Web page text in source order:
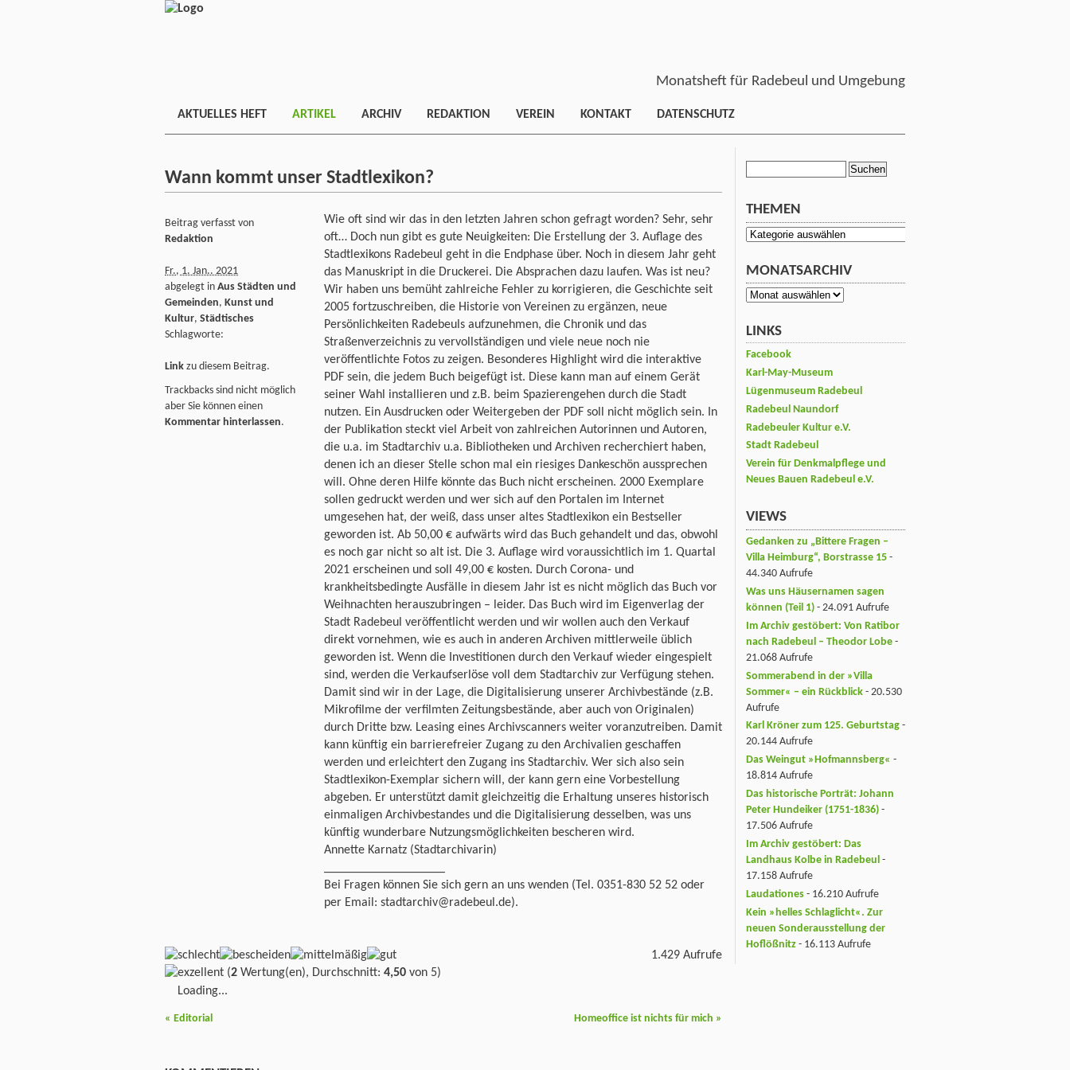
Monatsheft für Radebeul und Umgebung
AKTUELLES HEFT ARTIKEL ARCHIV REDAKTION VEREIN KONTAKT DATENSCHUTZ
Wann kommt unser Stadtlexikon?
Wie oft sind wir das in den letzten Jahren schon gefragt worden? Sehr, sehr
oft… Doch nun gibt es gute Neuigkeiten: Die Erstellung der 3. Auflage des
Stadtlexikons Radebeul geht in die Endphase über. Noch in diesem Jahr geht
das Manuskript in die Druckerei. Die Absprachen dazu laufen. Was ist neu?
Wir haben uns bemüht zahlreiche Fehler zu korrigieren, die Geschichte seit
2005 fortzuschreiben, die Historie von Vereinen zu ergänzen, neue
Persönlichkeiten Radebeuls aufzunehmen, die Chronik und das
Straßenverzeichnis zu vervollständigen und viele neue noch nie
veröffentlichte Fotos zu zeigen. Besonderes Highlight wird die interaktive
PDF sein, die jedem Buch beigefügt ist. Diese kann man auf einem Gerät
seiner Wahl installieren und z.B. beim Spazierengehen durch die Stadt
nutzen. Ein Ausdrucken oder Weitergeben der PDF soll nicht möglich sein. In
der Publikation steckt viel Arbeit von zahlreichen Autorinnen und Autoren,
die u.a. im Stadtarchiv u.a. Bibliotheken und Archiven recherchiert haben,
denen ich an dieser Stelle schon mal ein riesiges Dankeschön aussprechen
will. Ohne deren Hilfe könnte das Buch nicht erscheinen. 2000 Exemplare
sollen gedruckt werden und wer sich auf den Portalen im Internet
umgesehen hat, der weiß, dass unser altes Stadtlexikon ein Bestseller
geworden ist. Ab 50,00 € aufwärts wird das Buch gehandelt und das, obwohl
es noch gar nicht so alt ist. Die 3. Auflage wird voraussichtlich im 1. Quartal
2021 erscheinen und soll 49,00 € kosten. Durch Corona- und
krankheitsbedingte Ausfälle in diesem Jahr ist es nicht möglich das Buch vor
Weihnachten herauszubringen – leider. Das Buch wird im Eigenverlag der
Stadt Radebeul veröffentlicht werden und wir wollen auch den Verkauf
direkt vornehmen, wie es auch in anderen Archiven mittlerweile üblich
geworden ist. Wenn die Investitionen durch den Verkauf wieder eingespielt
sind, werden die Verkaufserlöse voll dem Stadtarchiv zur Verfügung stehen.
Damit sind wir in der Lage, die Digitalisierung unserer Archivbestände (z.B.
Mikrofilme der verfilmten Zeitungsbestände, aber auch von Originalen)
durch Dritte bzw. Leasing eines Archivscanners weiter voranzutreiben. Damit
kann künftig ein barrierefreier Zugang zu den Archivalien geschaffen
werden und erleichtert den Zugang ins Stadtarchiv. Wer sich also sein
Stadtlexikon-Exemplar sichern will, der kann gern eine Vorbestellung
abgeben. Er unterstützt damit gleichzeitig die Erhaltung unseres historisch
einmaligen Archivbestandes und die Digitalisierung desselben, was uns
künftig wunderbare Nutzungsmöglichkeiten bescheren wird.
Annette Karnatz (Stadtarchivarin)
Bei Fragen können Sie sich gern an uns wenden (Tel. 0351-830 52 52 oder
per Email: stadtarchiv@radebeul.de).
Beitrag verfasst von
Redaktion
Fr., 1. Jan.. 2021
abgelegt in Aus Städten und
Gemeinden, Kunst und
Kultur, Städtisches
Schlagworte:
Link zu diesem Beitrag.
Trackbacks sind nicht möglich
aber Sie können einen
Kommentar hinterlassen.
(2 Wertung(en), Durchschnitt: 4,50 von 5)
Loading...
1.429 Aufrufe
« Editorial Homeoffice ist nichts für mich »
THEMEN
Themen
MONATSARCHIV
Monatsarchiv
LINKS
Facebook
Karl-May-Museum
Lügenmuseum Radebeul
Radebeul Naundorf
Radebeuler Kultur e.V.
Stadt Radebeul
Verein für Denkmalpflege und
Neues Bauen Radebeul e.V.
VIEWS
Gedanken zu „Bittere Fragen –
Villa Heimburg“, Borstrasse 15 -
44.340 Aufrufe
Was uns Häusernamen sagen
können (Teil 1) - 24.091 Aufrufe
Im Archiv gestöbert: Von Ratibor
nach Radebeul – Theodor Lobe -
21.068 Aufrufe
Sommerabend in der »Villa
Sommer« – ein Rückblick - 20.530
Aufrufe
Karl Kröner zum 125. Geburtstag -
20.144 Aufrufe
Das Weingut »Hofmannsberg« -
18.814 Aufrufe
Das historische Porträt: Johann
Peter Hundeiker (1751-1836) -
17.506 Aufrufe
Im Archiv gestöbert: Das
Landhaus Kolbe in Radebeul -
17.158 Aufrufe
Laudationes - 16.210 Aufrufe
Kein »helles Schlaglicht«. Zur
neuen Sonderausstellung der
Hoflößnitz - 16.113 Aufrufe